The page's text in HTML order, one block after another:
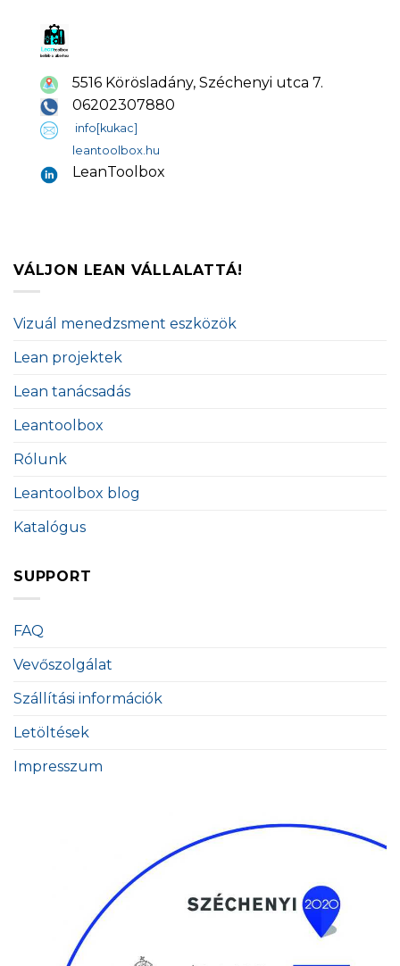
5516 Körösladány, Széchenyi utca 7.
06202307880
info[kukac]
leantoolbox.hu
LeanToolbox
VÁLJON LEAN VÁLLALATTÁ!
Vizuál menedzsment eszközök
Lean projektek
Lean tanácsadás
Leantoolbox
Rólunk
Leantoolbox blog
Katalógus
SUPPORT
FAQ
Vevőszolgálat
Szállítási információk
Letöltések
Impresszum